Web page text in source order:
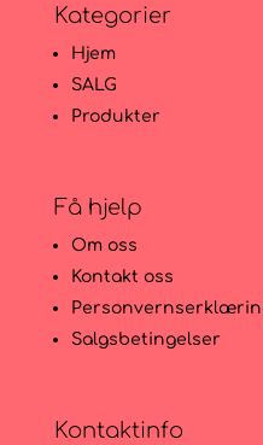
Kategorier
Hjem
SALG
Produkter
Få hjelp
Om oss
Kontakt oss
Salgsbetingelser
Kontaktinfo